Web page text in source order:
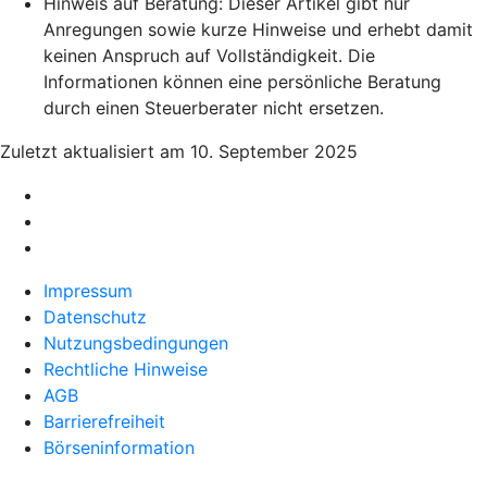
Anregungen sowie kurze Hinweise und erhebt damit
keinen Anspruch auf Vollständigkeit. Die
Informationen können eine persönliche Beratung
durch einen Steuerberater nicht ersetzen.
Zuletzt aktualisiert am 10. September 2025
Impressum
Datenschutz
Nutzungsbedingungen
Rechtliche Hinweise
AGB
Barrierefreiheit
Börseninformation